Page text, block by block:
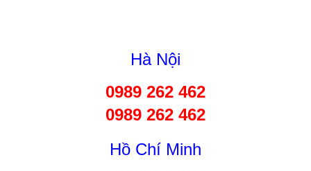
Hà Nội
0989 262 462
0989 262 462
Hồ Chí Minh